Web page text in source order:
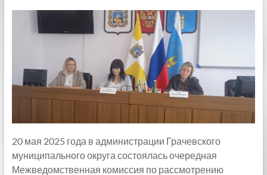
20 мая 2025 года в администрации Грачевского
муниципального округа состоялась очередная
Межведомственная комиссия по рассмотрению